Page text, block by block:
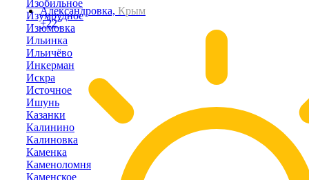
Александровка, Крым
+22°
Изобильное
Изумрудное
Изюмовка
Ильинка
Ильичёво
Инкерман
Искра
Источное
Ишунь
Казанки
Калинино
Калиновка
Каменка
Каменоломня
Каменское